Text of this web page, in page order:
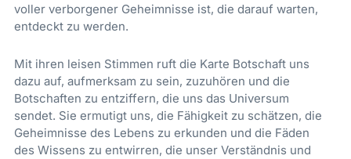
voller verborgener Geheimnisse ist, die darauf warten,
entdeckt zu werden.
Mit ihren leisen Stimmen ruft die Karte Botschaft uns
dazu auf, aufmerksam zu sein, zuzuhören und die
Botschaften zu entziffern, die uns das Universum
sendet. Sie ermutigt uns, die Fähigkeit zu schätzen, die
Geheimnisse des Lebens zu erkunden und die Fäden
des Wissens zu entwirren, die unser Verständnis und